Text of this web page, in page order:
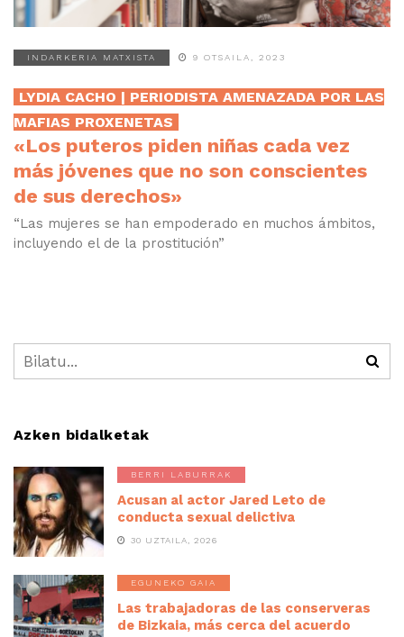
INDARKERIA MATXISTA 9 OTSAILA, 2023
LYDIA CACHO | PERIODISTA AMENAZADA POR LAS
MAFIAS PROXENETAS
«Los puteros piden niñas cada vez
más jóvenes que no son conscientes
de sus derechos»
“Las mujeres se han empoderado en muchos ámbitos,
incluyendo el de la prostitución”
Azken bidalketak
BERRI LABURRAK
Acusan al actor Jared Leto de
conducta sexual delictiva
30 UZTAILA, 2026
EGUNEKO GAIA
Las trabajadoras de las conserveras
de Bizkaia, más cerca del acuerdo